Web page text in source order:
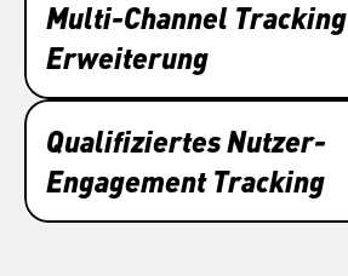
Multi-Channel Tracking
Erweiterung
Qualifiziertes Nutzer-
Engagement Tracking